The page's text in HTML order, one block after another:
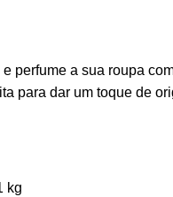
a sua roupa
para dar um toque de
kg